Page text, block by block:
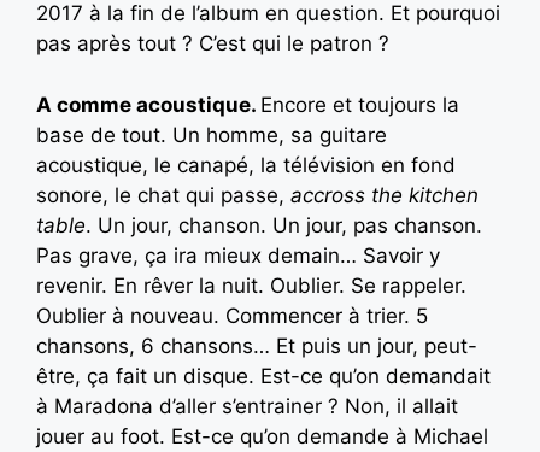
2017 à la fin de l’album en question. Et pourquoi
pas après tout ? C’est qui le patron ?
A comme acoustique. Encore et toujours la
base de tout. Un homme, sa guitare
acoustique, le canapé, la télévision en fond
sonore, le chat qui passe, accross the kitchen
table. Un jour, chanson. Un jour, pas chanson.
Pas grave, ça ira mieux demain… Savoir y
revenir. En rêver la nuit. Oublier. Se rappeler.
Oublier à nouveau. Commencer à trier. 5
chansons, 6 chansons… Et puis un jour, peut-
être, ça fait un disque. Est-ce qu’on demandait
à Maradona d’aller s’entrainer ? Non, il allait
jouer au foot. Est-ce qu’on demande à Michael